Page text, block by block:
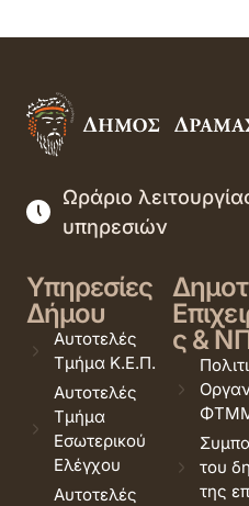
Ωράριο
υπηρεσιών
Υπηρεσίες
Δήμου
Αυτοτελές
Τμήμα Κ.Ε.Π.
Αυτοτελές
Τμήμα
Εσωτερικού
Ελέγχου
Αυτοτελές
ς &
του
της